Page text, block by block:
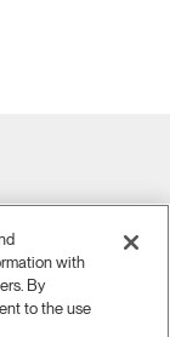
with
By
to the use